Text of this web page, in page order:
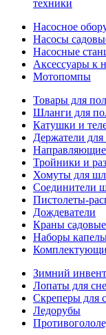
техники
Насосное
Насосы
Насосные
Аксессуары к
Мотопомпы
Товары для
Шланги для
Катушки и
Держатели
Тройники и
Хомуты для
Соединители
Пистолеты-
Дождеватели
Краны садовые
Наборы
Зимний
Лопаты для
Скреперы для
Ледорубы